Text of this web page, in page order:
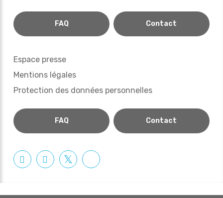
FAQ Contact
Espace presse
Mentions légales
Protection des données personnelles
FAQ Contact